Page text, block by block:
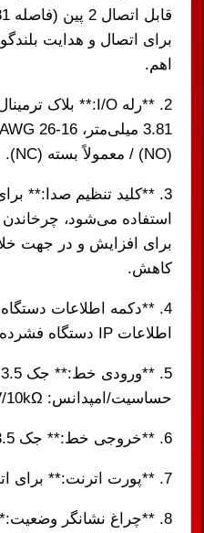
اهم.
(NO) / معمولاً بسته (NC).
3. **کلید تنظیم صدا:**
استفاده می‌شود،
برای افزایش و در جهت
کاهش.
4. **دکمه اطلاعات
اطلاعات IP دستگاه فشرده می‌شود.
حساسیت/امپدانس: 0.775V/10kΩ).
6. **خروجی خط:** جک TS 3.5 میلی‌متری.
7. **پورت اترنت:** برای اتصال به سوییچ اترنت.
8. **چراغ نشانگر